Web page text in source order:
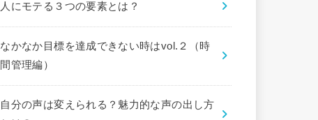
人にモテる３つの要素とは？
なかなか目標を達成できない時はvol.２（時
間管理編）
自分の声は変えられる？魅力的な声の出し方